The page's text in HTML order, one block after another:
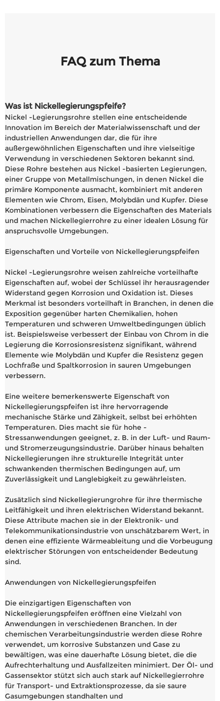
FAQ zum Thema
Was ist Nickellegierungspfeife?
Nickel -Legierungsrohre stellen eine entscheidende
Innovation im Bereich der Materialwissenschaft und der
industriellen Anwendungen dar, die für ihre
außergewöhnlichen Eigenschaften und ihre vielseitige
Verwendung in verschiedenen Sektoren bekannt sind.
Diese Rohre bestehen aus Nickel -basierten Legierungen,
einer Gruppe von Metallmischungen, in denen Nickel die
primäre Komponente ausmacht, kombiniert mit anderen
Elementen wie Chrom, Eisen, Molybdän und Kupfer. Diese
Kombinationen verbessern die Eigenschaften des Materials
und machen Nickellegierrohre zu einer idealen Lösung für
anspruchsvolle Umgebungen.
Eigenschaften und Vorteile von Nickellegierungspfeifen
Nickel -Legierungsrohre weisen zahlreiche vorteilhafte
Eigenschaften auf, wobei der Schlüssel ihr herausragender
Widerstand gegen Korrosion und Oxidation ist. Dieses
Merkmal ist besonders vorteilhaft in Branchen, in denen die
Exposition gegenüber harten Chemikalien, hohen
Temperaturen und schweren Umweltbedingungen üblich
ist. Beispielsweise verbessert der Einbau von Chrom in die
Legierung die Korrosionsresistenz signifikant, während
Elemente wie Molybdän und Kupfer die Resistenz gegen
Lochfraße und Spaltkorrosion in sauren Umgebungen
verbessern.
Eine weitere bemerkenswerte Eigenschaft von
Nickellegierungspfeifen ist ihre hervorragende
mechanische Stärke und Zähigkeit, selbst bei erhöhten
Temperaturen. Dies macht sie für hohe -
Stressanwendungen geeignet, z. B. in der Luft- und Raum-
und Stromerzeugungsindustrie. Darüber hinaus behalten
Nickellegierungen ihre strukturelle Integrität unter
schwankenden thermischen Bedingungen auf, um
Zuverlässigkeit und Langlebigkeit zu gewährleisten.
Zusätzlich sind Nickellegierungrohre für ihre thermische
Leitfähigkeit und ihren elektrischen Widerstand bekannt.
Diese Attribute machen sie in der Elektronik- und
Telekommunikationsindustrie von unschätzbarem Wert, in
denen eine effiziente Wärmeableitung und die Vorbeugung
elektrischer Störungen von entscheidender Bedeutung
sind.
Anwendungen von Nickellegierungspfeifen
Die einzigartigen Eigenschaften von
Nickellegierungspfeifen eröffnen eine Vielzahl von
Anwendungen in verschiedenen Branchen. In der
chemischen Verarbeitungsindustrie werden diese Rohre
verwendet, um korrosive Substanzen und Gase zu
bewältigen, was eine dauerhafte Lösung bietet, die die
Aufrechterhaltung und Ausfallzeiten minimiert. Der Öl- und
Gassensektor stützt sich auch stark auf Nickellegierrohre
für Transport- und Extraktionsprozesse, da sie saure
Gasumgebungen standhalten und